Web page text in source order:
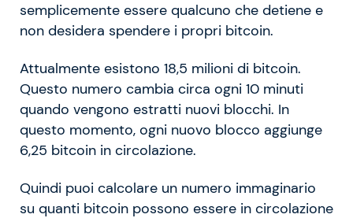
semplicemente essere qualcuno che detiene e
non desidera spendere i propri bitcoin.
Attualmente esistono 18,5 milioni di bitcoin.
Questo numero cambia circa ogni 10 minuti
quando vengono estratti nuovi blocchi. In
questo momento, ogni nuovo blocco aggiunge
6,25 bitcoin in circolazione.
Quindi puoi calcolare un numero immaginario
su quanti bitcoin possono essere in circolazione